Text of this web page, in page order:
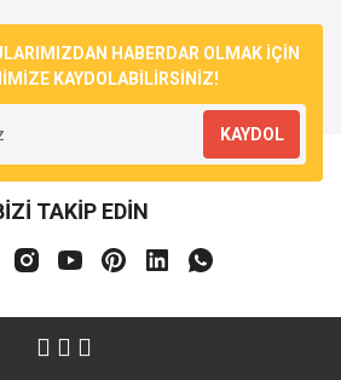
HABERDAR OLMAK İÇİN
KAYDOLABİLİRSİNİZ!
KAYDOL
TAKİP EDİN